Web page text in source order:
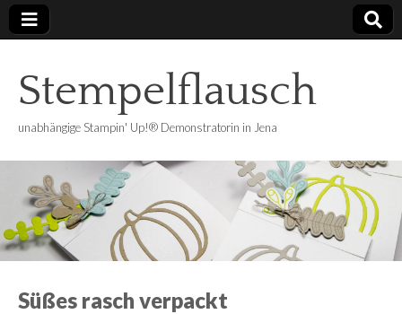
Stempelflausch
unabhängige Stampin' Up!® Demonstratorin in Jena
Süßes rasch verpackt